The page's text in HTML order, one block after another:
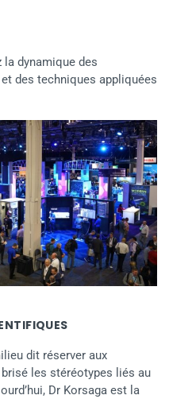
la dynamique des
des techniques appliquées
dit réserver aux
les stéréotypes liés au
Dr Korsaga est la